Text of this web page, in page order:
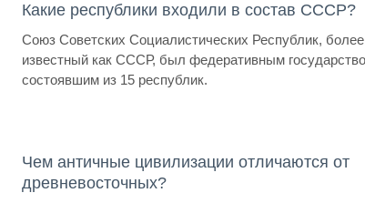
Какие республики входили в состав СССР?
Союз Советских Социалистических Республик, более
известный как СССР, был федеративным
состоявшим из 15 республик.
Чем античные цивилизации отличаются от
древневосточных?